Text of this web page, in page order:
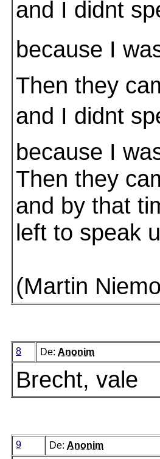
and I didnt
because I
Then they
and I didnt
because I
Then they
and by that
left to speak
(Martin
8 De: Anonim
Brecht, vale
9 De: Anonim